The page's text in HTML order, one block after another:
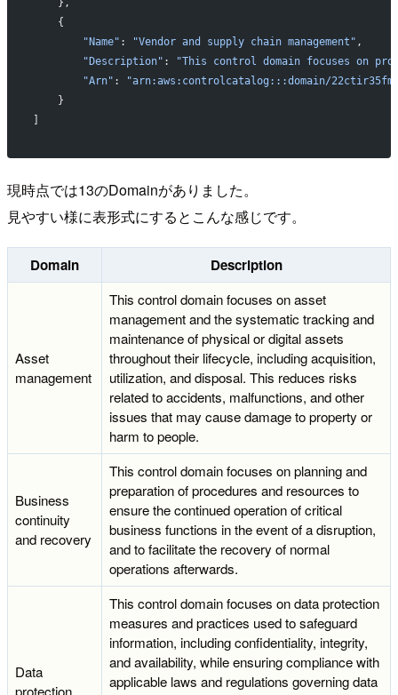
    },
    {
        "Name"
: "Vendor and supply chain management" ,
        "Description"
:
"This control domain focuses on
        "Arn"
:
"arn:aws:controlcatalog:::domain/
    }
現時点では13のDomainがありました。
見やすい様に表形式にするとこんな感じです。
Domain Description
Asset
management
This control domain focuses on asset
management and the systematic tracking and
maintenance of physical or digital assets
throughout their lifecycle, including acquisition,
utilization, and disposal. This reduces risks
related to accidents, malfunctions, and other
issues that may cause damage to property or
harm to people.
Business
continuity
and recovery
This control domain focuses on planning and
preparation of procedures and resources to
ensure the continued operation of critical
business functions in the event of a disruption,
and to facilitate the recovery of normal
operations afterwards.
Data
This control domain focuses on data protection
measures and practices used to safeguard
information, including confidentiality, integrity,
and availability, while ensuring compliance with
applicable laws and regulations governing data